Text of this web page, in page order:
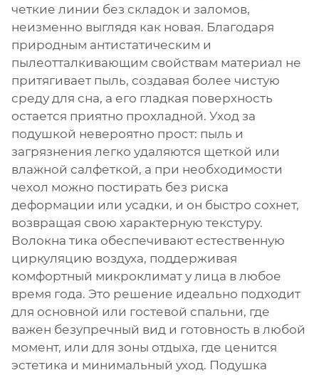
четкие линии без складок и заломов,
неизменно выглядя как новая. Благодаря
природным антистатическим и
пылеотталкивающим свойствам материал не
притягивает пыль, создавая более чистую
среду для сна, а его гладкая поверхность
остается приятно прохладной. Уход за
подушкой невероятно прост: пыль и
загрязнения легко удаляются щеткой или
влажной салфеткой, а при необходимости
чехол можно постирать без риска
деформации или усадки, и он быстро сохнет,
возвращая свою характерную текстуру.
Волокна тика обеспечивают естественную
циркуляцию воздуха, поддерживая
комфортный микроклимат у лица в любое
время года. Это решение идеально подходит
для основной или гостевой спальни, где
важен безупречный вид и готовность в любой
момент, или для зоны отдыха, где ценится
эстетика и минимальный уход. Подушка